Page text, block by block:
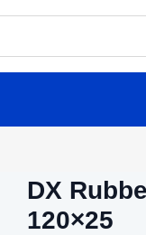
DX
120×25